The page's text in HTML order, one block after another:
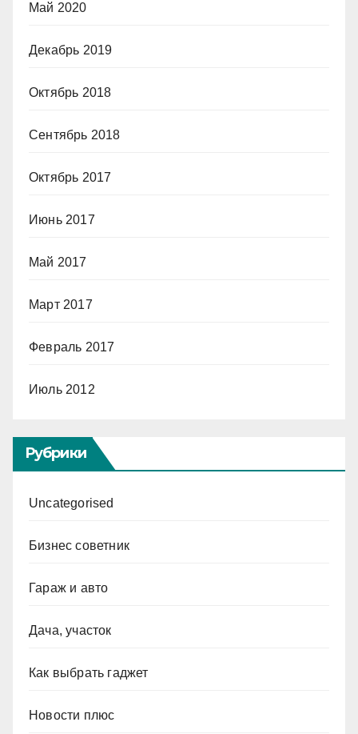
Май 2020
Декабрь 2019
Октябрь 2018
Сентябрь 2018
Октябрь 2017
Июнь 2017
Май 2017
Март 2017
Февраль 2017
Июль 2012
Рубрики
Uncategorised
Бизнес советник
Гараж и авто
Дача, участок
Как выбрать гаджет
Новости плюс